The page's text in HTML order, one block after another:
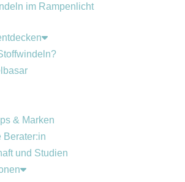
im Rampenlicht
& Marken
Berater:in
und Studien